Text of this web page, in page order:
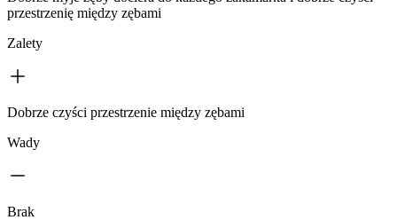
przestrzenię między zębami
Zalety
Dobrze czyści przestrzenie między zębami
Wady
Brak